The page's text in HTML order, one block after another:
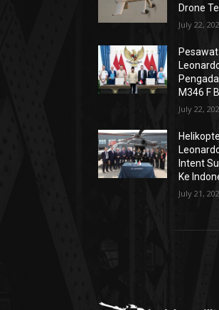
Drone
July 22,
M346 F
July 22,
Intent
Ke
July 21,